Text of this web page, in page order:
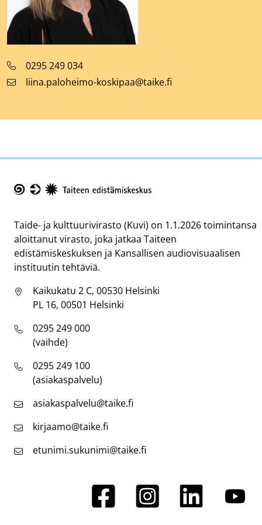
Puhelinnumero
0295 249 034
Sähköpostiosoite
liina.paloheimo-koskipaa@taike.fi
Taide- ja kulttuurivirasto (Kuvi) on 1.1.2026 toimintansa
aloittanut virasto, joka jatkaa Taiteen
edistämiskeskuksen ja Kansallisen audiovisuaalisen
instituutin tehtäviä.
Kaikukatu 2 C, 00530 Helsinki
PL 16, 00501 Helsinki
0295 249 000
(vaihde)
0295 249 100
(asiakaspalvelu)
asiakaspalvelu@taike.fi
kirjaamo@taike.fi
etunimi.sukunimi@taike.fi